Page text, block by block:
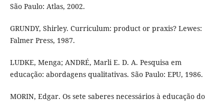
São Paulo: Atlas, 2002.
GRUNDY, Shirley. Curriculum: product or praxis? Lewes:
Falmer Press, 1987.
LUDKE, Menga; ANDRÉ, Marli E. D. A. Pesquisa em
educação: abordagens qualitativas. São Paulo: EPU, 1986.
MORIN, Edgar. Os sete saberes necessários à educação do